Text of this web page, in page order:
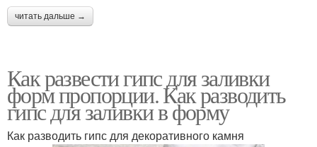
читать дальше →
Как развести гипс для заливки
форм пропорции. Как разводить
гипс для заливки в форму
Как разводить гипс для декоративного камня